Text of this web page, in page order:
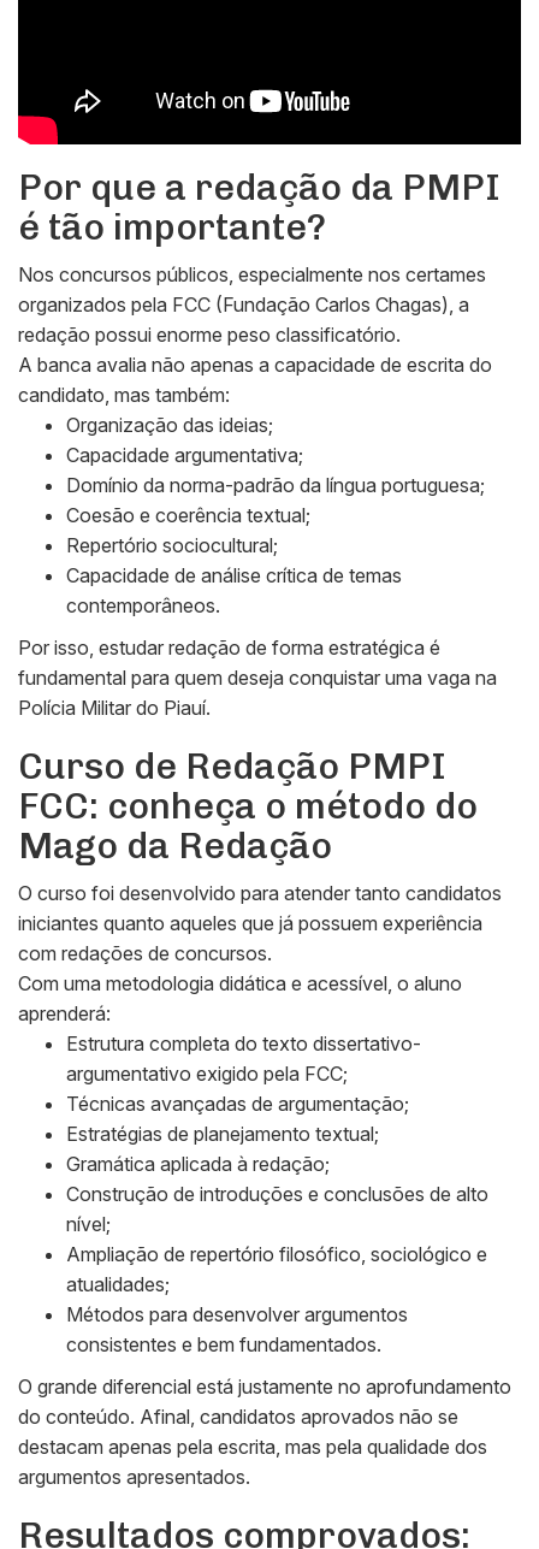
Por que a redação da PMPI
é tão importante?
Nos concursos públicos, especialmente nos certames
organizados pela FCC (Fundação Carlos Chagas), a
redação possui enorme peso classificatório.
A banca avalia não apenas a capacidade de escrita do
candidato, mas também:
Organização das ideias;
Capacidade argumentativa;
Domínio da norma-padrão da língua portuguesa;
Coesão e coerência textual;
Repertório sociocultural;
Capacidade de análise crítica de temas
contemporâneos.
Por isso, estudar redação de forma estratégica é
fundamental para quem deseja conquistar uma vaga na
Polícia Militar do Piauí.
Curso de Redação PMPI
FCC: conheça o método do
Mago da Redação
O curso foi desenvolvido para atender tanto candidatos
iniciantes quanto aqueles que já possuem experiência
com redações de concursos.
Com uma metodologia didática e acessível, o aluno
aprenderá:
Estrutura completa do texto dissertativo-
argumentativo exigido pela FCC;
Técnicas avançadas de argumentação;
Estratégias de planejamento textual;
Gramática aplicada à redação;
Construção de introduções e conclusões de alto
nível;
Ampliação de repertório filosófico, sociológico e
atualidades;
Métodos para desenvolver argumentos
consistentes e bem fundamentados.
O grande diferencial está justamente no aprofundamento
do conteúdo. Afinal, candidatos aprovados não se
destacam apenas pela escrita, mas pela qualidade dos
argumentos apresentados.
Resultados comprovados: